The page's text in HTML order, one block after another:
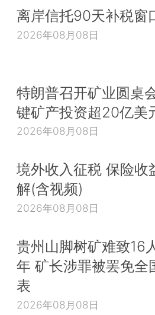
离岸信托90天补税窗
2026年08月08日
特朗普召开矿业圆桌
键矿产投资超20亿美
2026年08月08日
境外收入征税 保险收
解(含视频)
2026年08月08日
贵州山脚树矿难致16
年 矿长涉罪被罢免全
表
2026年08月08日